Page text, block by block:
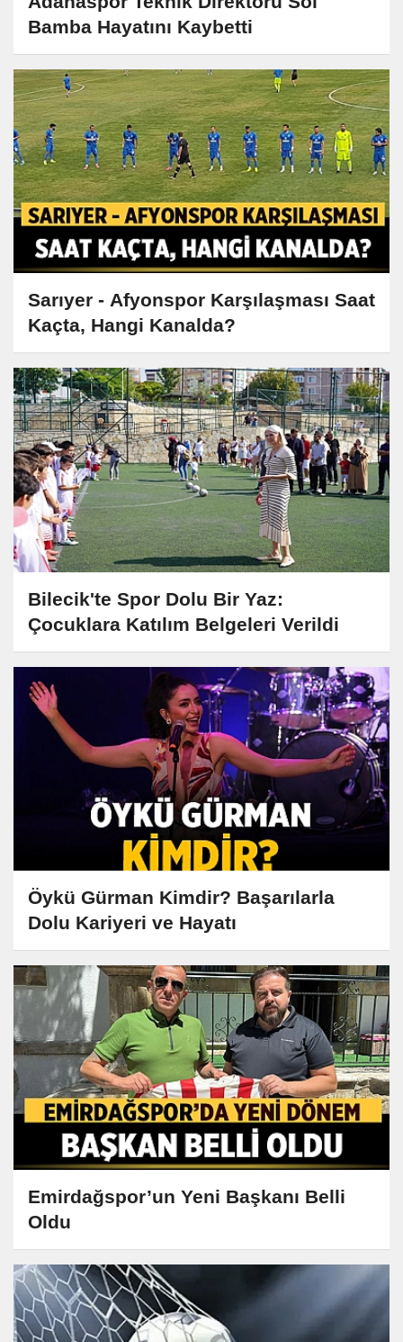
Bamba Hayatını Kaybetti
Sarıyer - Afyonspor Karşılaşması Saat
Kaçta, Hangi Kanalda?
Bilecik'te Spor Dolu Bir Yaz:
Çocuklara Katılım Belgeleri Verildi
Öykü Gürman Kimdir? Başarılarla
Dolu Kariyeri ve Hayatı
Emirdağspor’un Yeni Başkanı Belli
Oldu